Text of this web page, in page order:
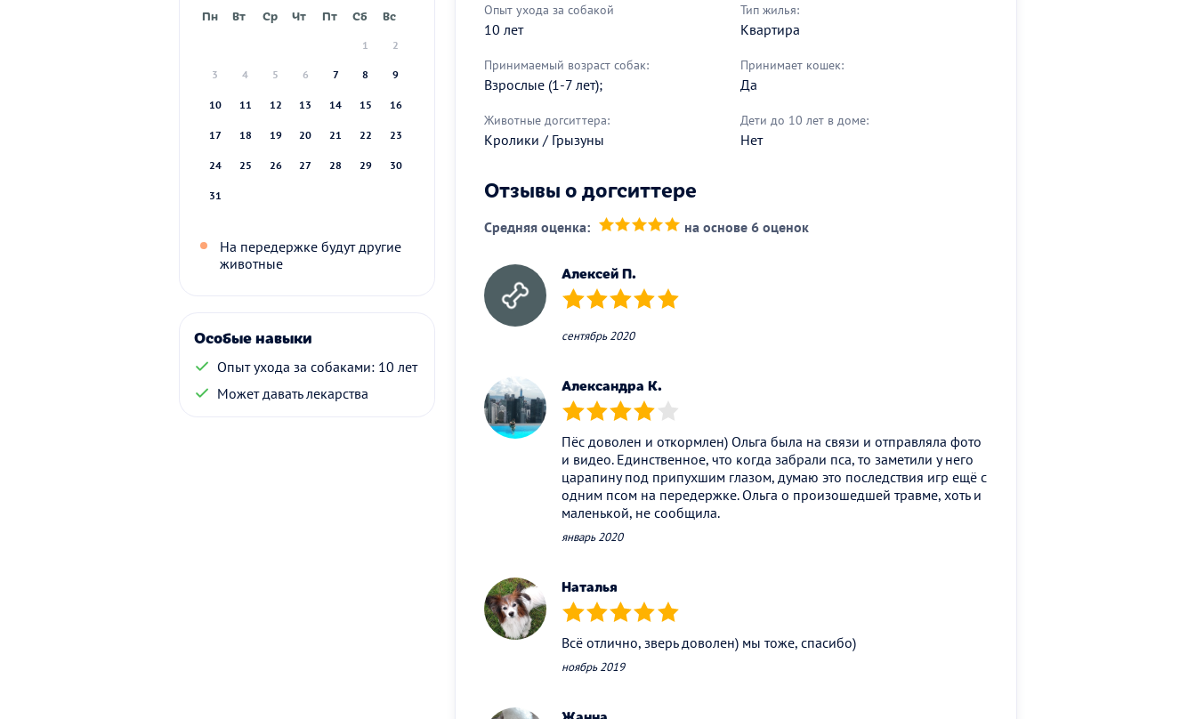
Пн Вт Ср Чт Пт Сб Вс
1 2
3 4 5 6 7 8 9
10 11 12 13 14 15 16
17 18 19 20 21 22 23
24 25 26 27 28 29 30
31
На передержке будут другие
животные
Особые навыки
Опыт ухода за собаками: 10 лет
Может давать лекарства
Опыт ухода за собакой
10 лет
Тип жилья:
Квартира
Принимаемый возраст собак:
Взрослые (1-7 лет);
Принимает кошек:
Да
Животные догситтера:
Кролики / Грызуны
Дети до 10 лет в доме:
Нет
Отзывы о догситтере
Средняя оценка: на основе 6 оценок
Алексей П.
(*) (*) (*) (*) (*)
сентябрь 2020
Александра К.
(*) (*) (*) (*) ( )
Пёс доволен и откормлен) Ольга была на связи и отправляла фото
и видео. Единственное, что когда забрали пса, то заметили у него
царапину под припухшим глазом, думаю это последствия игр ещё с
одним псом на передержке. Ольга о произошедшей травме, хоть и
маленькой, не сообщила.
январь 2020
Наталья
(*) (*) (*) (*) (*)
Всё отлично, зверь доволен) мы тоже, спасибо)
ноябрь 2019